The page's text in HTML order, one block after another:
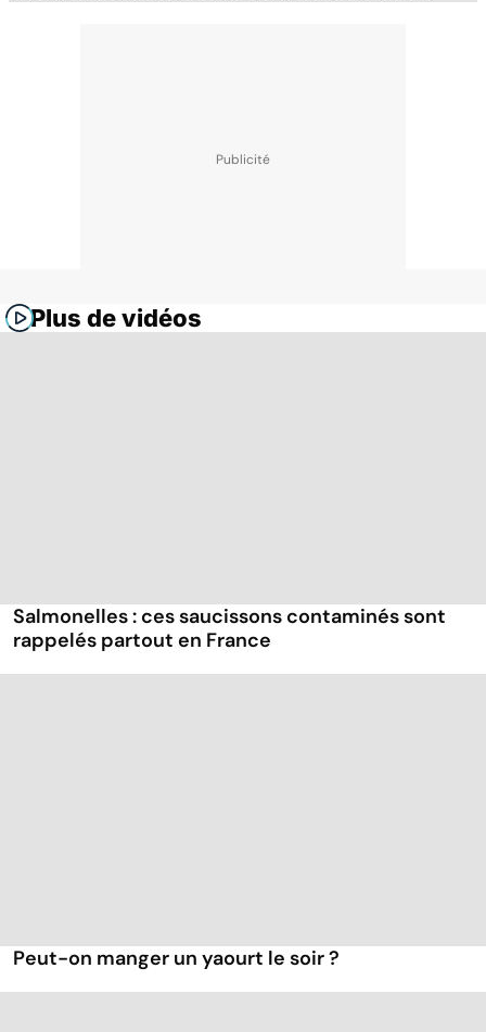
Plus de vidéos
Salmonelles : ces saucissons contaminés sont
rappelés partout en France
Peut-on manger un yaourt le soir ?